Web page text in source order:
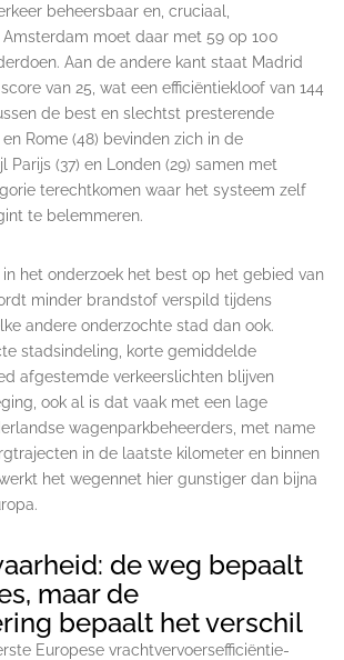
beheersbaar en, cruciaal,
moet daar met 59 op 100
Aan de andere kant staat Madrid
van 25, wat een efficiëntiekloof van 144
de best en slechtst presterende
Rome (48) bevinden zich in de
Parijs (37) en Londen (29) samen met
terechtkomen waar het systeem zelf
te belemmeren.
het onderzoek het best op het gebied van
minder brandstof verspild tijdens
andere onderzochte stad dan ook.
stadsindeling, korte gemiddelde
afgestemde verkeerslichten blijven
ook al is dat vaak met een lage
wagenparkbeheerders, met name
in de laatste kilometer en binnen
het wegennet hier gunstiger dan bijna
de weg bepaalt
maar de
bepaalt het verschil
Europese vrachtvervoersefficiëntie-